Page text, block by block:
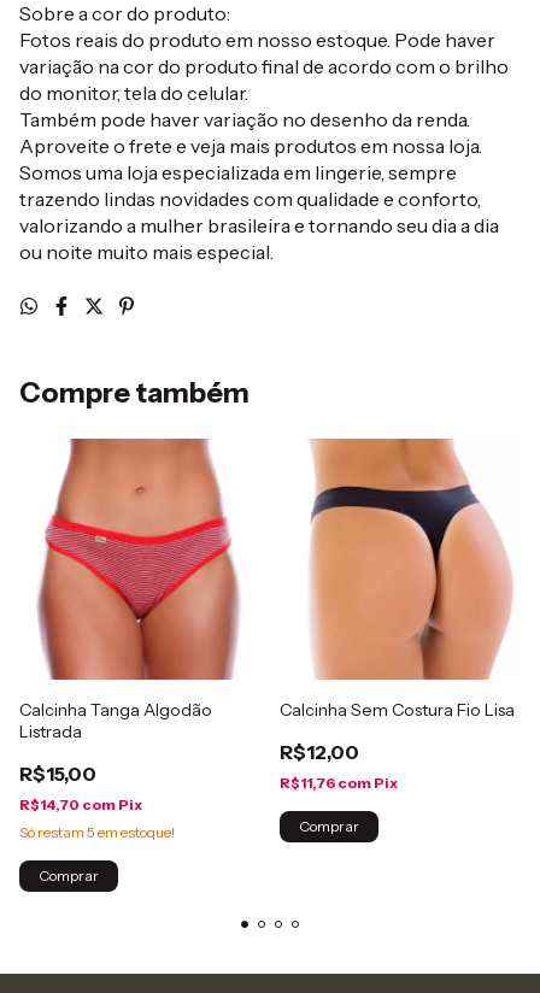
Sobre a cor do produto:
Fotos reais do produto em nosso estoque. Pode haver
variação na cor do produto final de acordo com o brilho
do monitor, tela do celular.
Também pode haver variação no desenho da renda.
Aproveite o frete e veja mais produtos em nossa loja.
Somos uma loja especializada em lingerie, sempre
trazendo lindas novidades com qualidade e conforto,
valorizando a mulher brasileira e tornando seu dia a dia
ou noite muito mais especial.
Compre também
Calcinha Tanga Algodão
Listrada
R$15,00
R$14,70 com Pix
Só restam 5 em estoque!
Comprar
Calcinha Sem Costura Fio Lisa
R$12,00
R$11,76 com Pix
Comprar